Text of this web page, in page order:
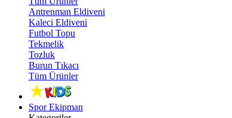
Antrenman Eldiveni
Kaleci Eldiveni
Futbol Topu
Tekmelik
Tozluk
Burun Tıkacı
Tüm Ürünler
Spor Ekipman